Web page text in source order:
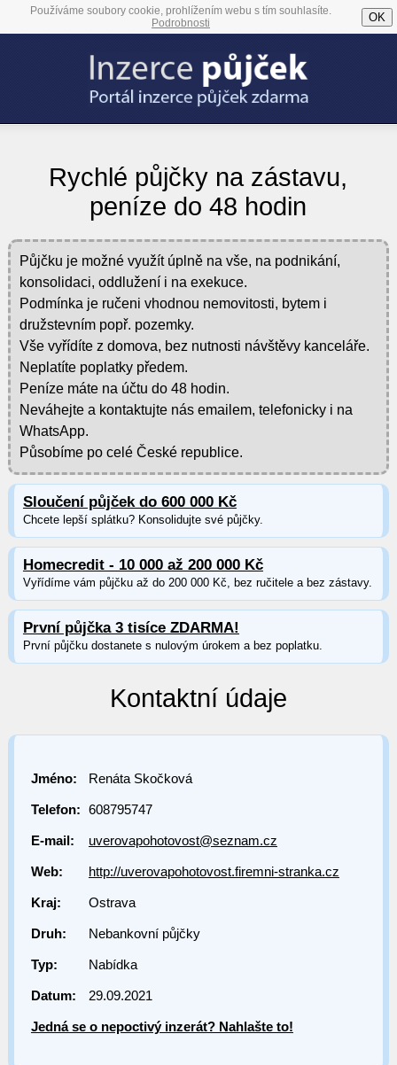
Používáme soubory cookie, prohlížením webu s tím souhlasíte.
Podrobnosti
OK
Rychlé půjčky na zástavu,
peníze do 48 hodin
Půjčku je možné využít úplně na vše, na podnikání,
konsolidaci, oddlužení i na exekuce.
Podmínka je ručeni vhodnou nemovitosti, bytem i
družstevním popř. pozemky.
Vše vyřídíte z domova, bez nutnosti návštěvy kanceláře.
Neplatíte poplatky předem.
Peníze máte na účtu do 48 hodin.
Neváhejte a kontaktujte nás emailem, telefonicky i na
WhatsApp.
Působíme po celé České republice.
Sloučení půjček do 600 000 Kč
Chcete lepší splátku? Konsolidujte své půjčky.
Homecredit - 10 000 až 200 000 Kč
Vyřídíme vám půjčku až do 200 000 Kč, bez ručitele a bez zástavy.
První půjčka 3 tisíce ZDARMA!
První půjčku dostanete s nulovým úrokem a bez poplatku.
Kontaktní údaje
Jméno: Renáta Skočková
Telefon: 608795747
E-mail: uverovapohotovost@seznam.cz
Web: http://uverovapohotovost.firemni-stranka.cz
Kraj: Ostrava
Druh: Nebankovní půjčky
Typ: Nabídka
Datum: 29.09.2021
Jedná se o nepoctivý inzerát? Nahlašte to!